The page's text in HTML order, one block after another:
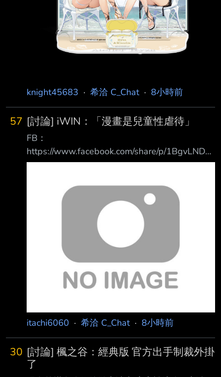
knight45683 · 希洽 C_Chat· 8小時前
57 [討論] iWIN：「漫畫是兒童性虐待」
FB：
https://www.facebook.com/share/p/1BgvLNDXz
p/ https://i.meee.com.tw/XwswiYK.png
管制失敗後，iWIN似乎打算繞過這段來管 先把
動漫畫打成兒童性虐待的一種，再來用刑法235
條來搞 中華民國《刑法》第235條規範的是散布
猥褻物品罪。依據全國法規資料庫，該條文規定
：散布、播送、販賣、公然陳列或以他法供人觀
覽、聽聞猥褻之文字、圖畫、聲音、影像 或其
itachi6060 · 希洽 C_Chat· 8小時前
30 [討論] 楓之谷：經典版 官方出手制裁外掛
了